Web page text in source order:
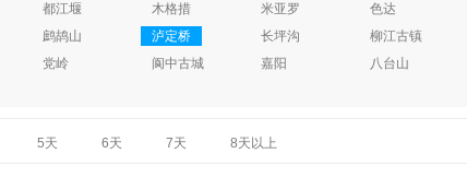
都江堰 木格措 米亚罗 色达
鹧鸪山 泸定桥 长坪沟 柳江古镇
党岭 阆中古城 嘉阳 八台山
5天 6天 7天 8天以上